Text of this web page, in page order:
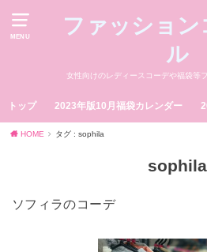
MENU
ファッション
ル
女性向けのレディースコーデや福袋等
トップ 2023年版10月福袋カレンダー
HOME タグ : sophila
sophila
ソフィラのコーデ